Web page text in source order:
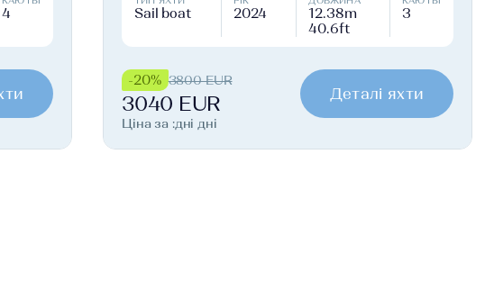
4 Sail boat 2024
12.38m
40.6ft
3
-20% 3800 EUR
3040 EUR
Ціна за :дні дні
Деталі яхти